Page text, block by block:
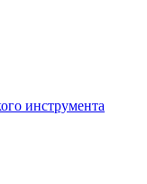
инструмента